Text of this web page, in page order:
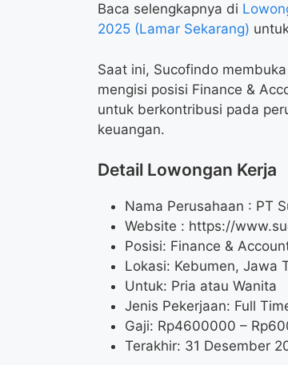
Baca selengkapnya di
2025 (Lamar Sekarang)
Saat ini, Sucofindo
mengisi posisi Finance &
untuk berkontribusi pada
keuangan.
Detail Lowongan Kerja
Nama Perusahaan : PT
Website : https://
Posisi: Finance &
Lokasi: Kebumen, Jawa
Untuk: Pria atau Wanita
Jenis Pekerjaan: Full
Gaji: Rp4600000 – Rp
Terakhir: 31 Desember